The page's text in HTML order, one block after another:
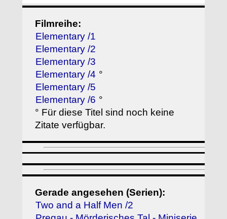
Filmreihe:
Elementary /1
Elementary /2
Elementary /3
Elementary /4 °
Elementary /5
Elementary /6 °
° Für diese Titel sind noch keine
Zitate verfügbar.
Gerade angesehen (Serien):
Two and a Half Men /2